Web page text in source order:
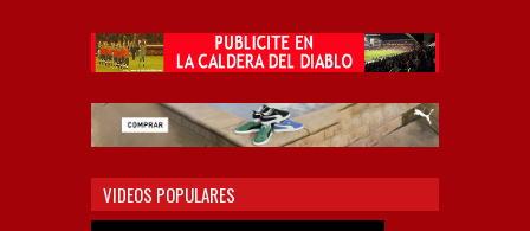
VIDEOS POPULARES